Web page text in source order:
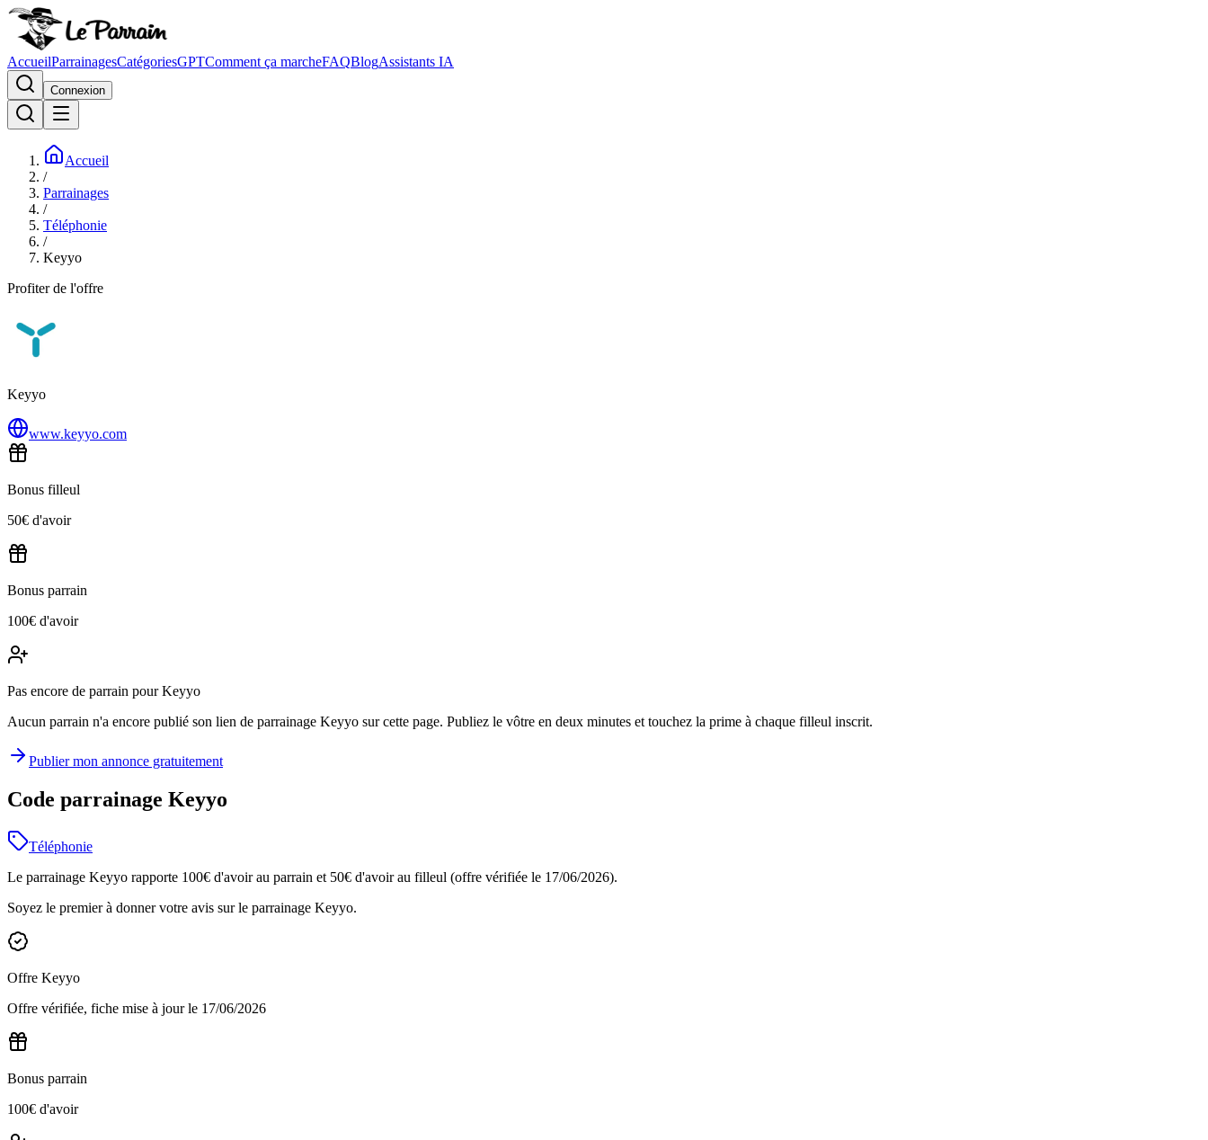
AccueilParrainagesCatégoriesGPTComment ça marcheFAQBlogAssistants IA
Connexion
Accueil
/
Parrainages
/
Téléphonie
/
Keyyo
Profiter de l'offre
Keyyo
www.keyyo.com
Bonus filleul
50€ d'avoir
Bonus parrain
100€ d'avoir
Pas encore de parrain pour Keyyo
Aucun parrain n'a encore publié son lien de parrainage Keyyo sur cette page. Publiez le vôtre en deux minutes et touchez la prime à chaque filleul inscrit.
Publier mon annonce gratuitement
Code parrainage Keyyo
Téléphonie
Le parrainage Keyyo rapporte 100€ d'avoir au parrain et 50€ d'avoir au filleul (offre vérifiée le 17/06/2026).
Soyez le premier à donner votre avis sur le parrainage Keyyo.
Offre Keyyo
Offre vérifiée, fiche mise à jour le 17/06/2026
Bonus parrain
100€ d'avoir